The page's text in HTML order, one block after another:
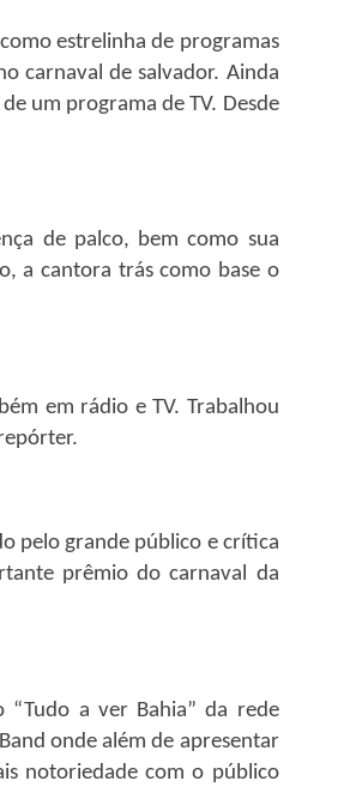
estrelinha de programas
carnaval de salvador. Ainda
um programa de TV. Desde
de palco, bem como sua
a cantora trás como base o
em rádio e TV. Trabalhou
pelo grande público e crítica
prêmio do carnaval da
“Tudo a ver Bahia” da rede
onde além de apresentar
notoriedade com o público